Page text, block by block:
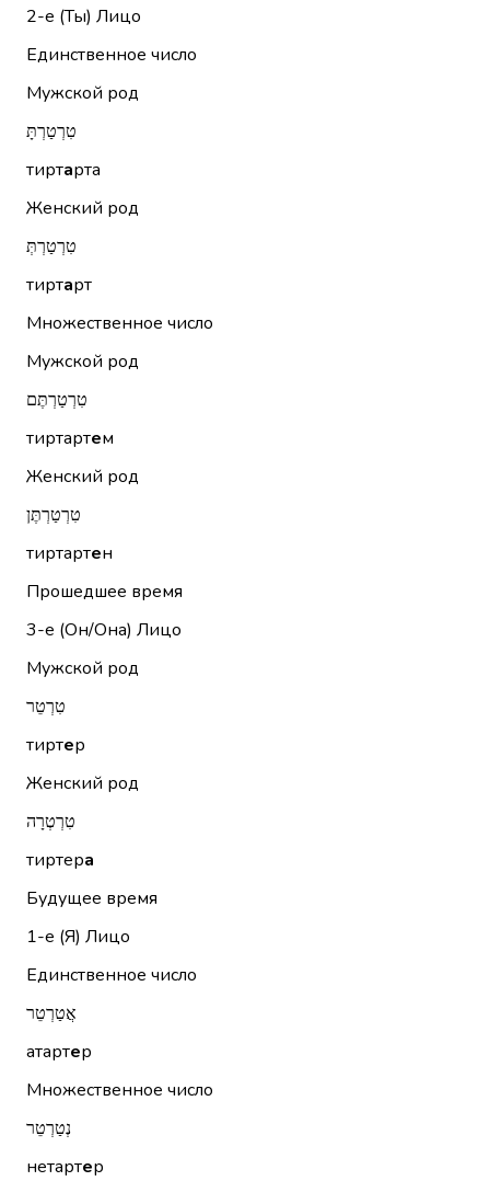
2-е (Ты) Лицо
Единственное число
Мужской род
טִרְטַרְתָּ
тиртарта
Женский род
טִרְטַרְתְּ
тиртарт
Множественное число
Мужской род
טִרְטַרְתֶּם
тиртартем
Женский род
טִרְטַרְתֶּן
тиртартен
Прошедшее время
3-е (Он/Она) Лицо
Мужской род
טִרְטֵר
тиртер
Женский род
טִרְטְרָה
тиртера
Будущее время
1-е (Я) Лицо
Единственное число
אֲטַרְטֵר
атартер
Множественное число
נְטַרְטֵר
нетартер